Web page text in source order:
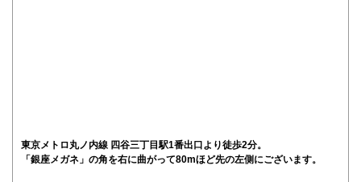
東京メトロ丸ノ内線 四谷三丁目駅1番出口より徒歩2分。
「銀座メガネ」の角を右に曲がって80mほど先の左側にございます。